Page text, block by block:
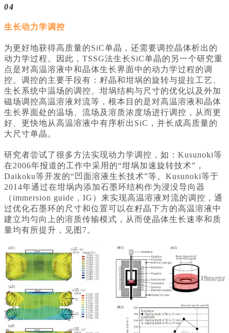
04
生长动力学调控
为更好地获得高质量的SiC单晶，还需要调控晶体析出的
动力学过程。因此，TSSG法生长SiC单晶的另一个研究重
点是对高温溶液中和晶体生长界面中的动力学过程的调
控。调控的主要手段有：籽晶和坩埚的旋转与提拉工艺、
生长系统中温场的调控、坩埚结构与尺寸的优化以及外加
磁场调控高温溶液对流等，根本目的是对高温溶液和晶体
生长界面处的温场、流场及溶质浓度场进行调控，从而更
好、更快地从高温溶液中有序析出SiC，并长成高质量的
大尺寸单晶。
研究者尝试了很多方法实现动力学调控，如：Kusunoki等
在2006年报道的工作中采用的“坩埚加速旋转技术”，
Daikoku等开发的“凹面溶液生长技术”等。Kusunoki等于
2014年通过在坩埚内添加石墨环结构作为浸没导向器
（immersion guide，IG）来实现高温溶液对流的调控，通
过优化石墨环的尺寸和位置可以在籽晶下方的高温溶液中
建立均匀向上的溶质传输模式，从而使晶体生长速率和质
量均有所提升，见图7。